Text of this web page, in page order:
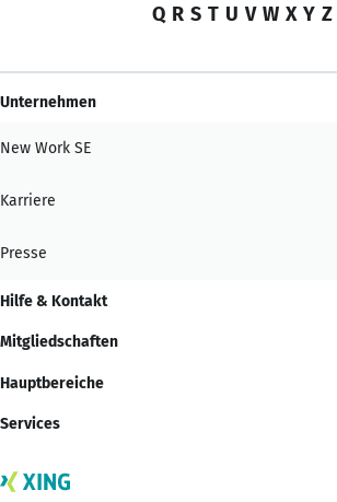
Q R S T U V W X Y Z
Unternehmen
New Work SE
Karriere
Presse
Hilfe & Kontakt
Mitgliedschaften
Hauptbereiche
Services